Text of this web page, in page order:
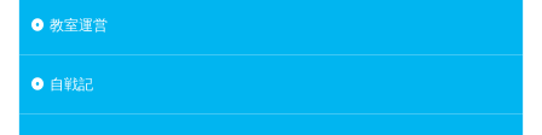
教室運営
自戦記